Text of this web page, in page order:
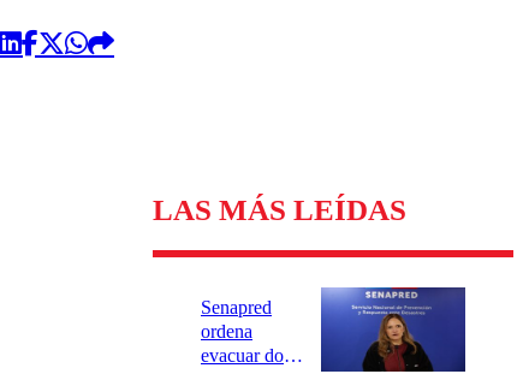
LAS MÁS LEÍDAS
Senapred
ordena
evacuar dos